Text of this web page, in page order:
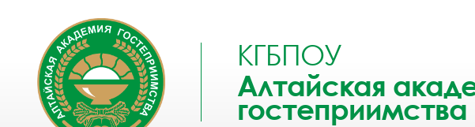
КГБПОУ
Алтайская
гостеприимства